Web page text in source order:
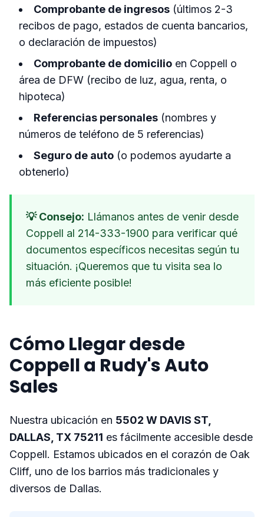
Comprobante de ingresos (últimos 2-3
recibos de pago, estados de cuenta bancarios,
o declaración de impuestos)
Comprobante de domicilio en Coppell o
área de DFW (recibo de luz, agua, renta, o
hipoteca)
Referencias personales (nombres y
números de teléfono de 5 referencias)
Seguro de auto (o podemos ayudarte a
obtenerlo)
💡 Consejo: Llámanos antes de venir desde
Coppell al 214-333-1900 para verificar qué
documentos específicos necesitas según tu
situación. ¡Queremos que tu visita sea lo
más eficiente posible!
Cómo Llegar desde
Coppell a Rudy's Auto
Sales
Nuestra ubicación en 5502 W DAVIS ST,
DALLAS, TX 75211 es fácilmente accesible desde
Coppell. Estamos ubicados en el corazón de Oak
Cliff, uno de los barrios más tradicionales y
diversos de Dallas.